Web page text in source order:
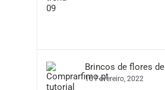
Brincos de flores
16 Fevereiro, 2022